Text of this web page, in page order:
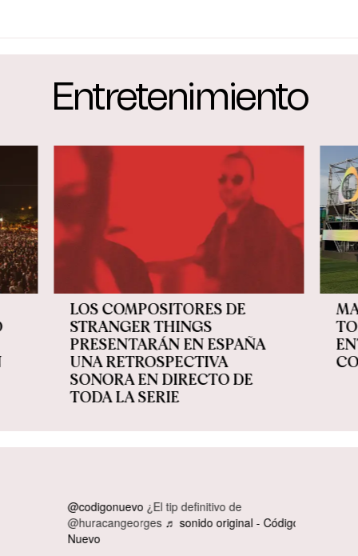
Entretenimiento
LOS COMPOSITORES DE
STRANGER THINGS
PRESENTARÁN EN ESPAÑA
UNA RETROSPECTIVA
SONORA EN DIRECTO DE
TODA LA SERIE
@codigonuevo ¿El tip definitivo de
@huracangeorges ♬ sonido original - Código
Nuevo